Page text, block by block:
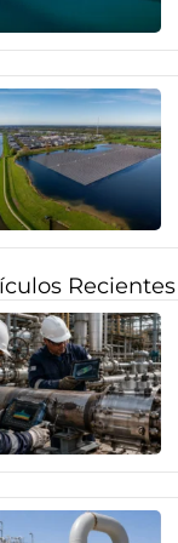
Recientes